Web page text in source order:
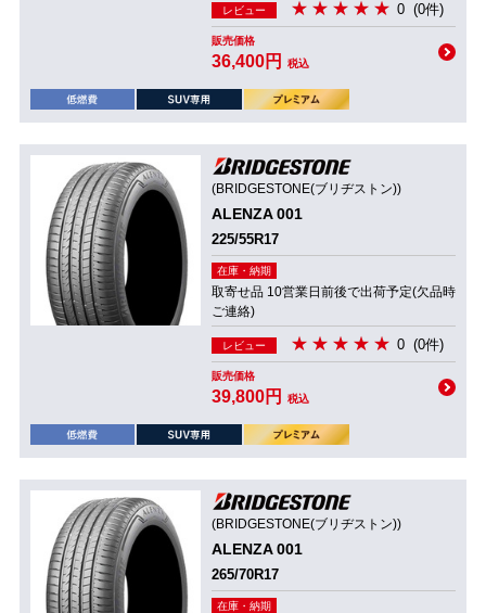
レビュー 0 (0件)
販売価格
36,400円 税込
(BRIDGESTONE(ブリヂストン))
ALENZA 001
225/55R17
在庫・納期
取寄せ品 10営業日前後で出荷予定(欠品時
ご連絡)
レビュー 0 (0件)
販売価格
39,800円 税込
(BRIDGESTONE(ブリヂストン))
ALENZA 001
265/70R17
在庫・納期